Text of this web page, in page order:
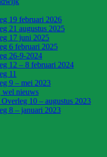
19 februari 2026
21 augustus 2025
17 juni 2025
6 februari 2025
26-9-2024
12 – 8 februari 2024
11
9 – mei 2023
wel nieuws
10 – augustus 2023
8 – januari 2023